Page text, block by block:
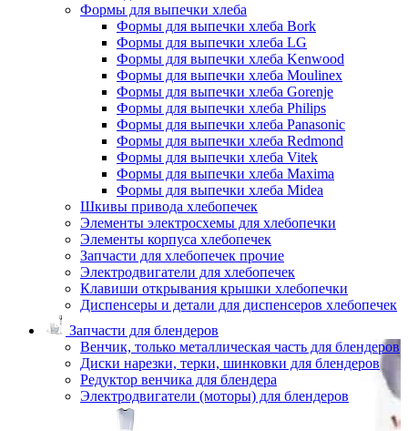
Формы для выпечки хлеба
Формы для выпечки хлеба Bork
Формы для выпечки хлеба LG
Формы для выпечки хлеба Kenwood
Формы для выпечки хлеба Moulinex
Формы для выпечки хлеба Gorenje
Формы для выпечки хлеба Philips
Формы для выпечки хлеба Panasonic
Формы для выпечки хлеба Redmond
Формы для выпечки хлеба Vitek
Формы для выпечки хлеба Maxima
Формы для выпечки хлеба Midea
Шкивы привода хлебопечек
Элементы электросхемы для хлебопечки
Элементы корпуса хлебопечек
Запчасти для хлебопечек прочие
Электродвигатели для хлебопечек
Клавиши открывания крышки хлебопечки
Диспенсеры и детали для диспенсеров хлебопечек
Запчасти для блендеров
Венчик, только металлическая часть для блендеров
Диски нарезки, терки, шинковки для блендеров
Редуктор венчика для блендера
Электродвигатели (моторы) для блендеров